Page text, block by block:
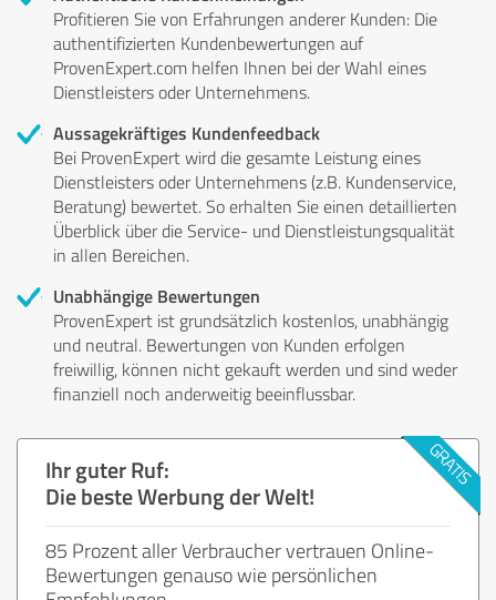
Profitieren Sie von Erfahrungen anderer Kunden: Die
authentifizierten Kundenbewertungen auf
ProvenExpert.com helfen Ihnen bei der Wahl eines
Dienstleisters oder Unternehmens.
Aussagekräftiges Kundenfeedback
Bei ProvenExpert wird die gesamte Leistung eines
Dienstleisters oder Unternehmens (z.B. Kundenservice,
Beratung) bewertet. So erhalten Sie einen detaillierten
Überblick über die Service- und Dienstleistungsqualität
in allen Bereichen.
Unabhängige Bewertungen
ProvenExpert ist grundsätzlich kostenlos, unabhängig
und neutral. Bewertungen von Kunden erfolgen
freiwillig, können nicht gekauft werden und sind weder
finanziell noch anderweitig beeinflussbar.
Ihr guter Ruf:
Die beste Werbung der Welt!
85 Prozent aller Verbraucher vertrauen Online-
Bewertungen genauso wie persönlichen